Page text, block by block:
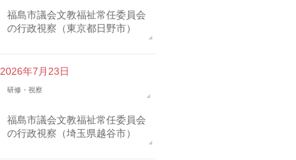
福島市議会文教福祉常任委員会
の行政視察（東京都日野市）
2026年7月23日
研修・視察
福島市議会文教福祉常任委員会
の行政視察（埼玉県越谷市）